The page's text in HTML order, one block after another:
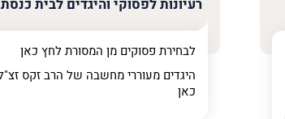
רעיונות לפסוקי והיגדים לבית כנסת
לבחירת פסוקים מן המסורת לחץ כאן
היגדים מעוררי מחשבה של הרב זקס
כאן